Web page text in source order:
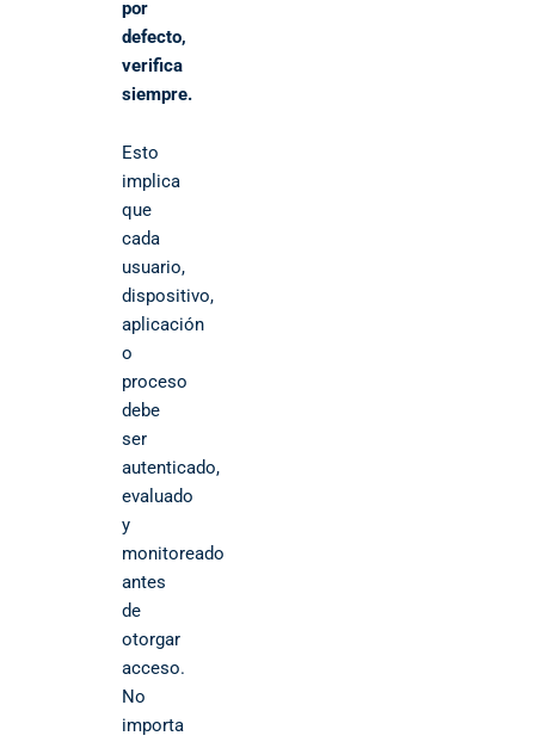
por
defecto,
verifica
siempre.
Esto
implica
que
cada
usuario,
dispositivo,
aplicación
o
proceso
debe
ser
autenticado,
evaluado
y
monitoreado
antes
de
otorgar
acceso.
No
importa